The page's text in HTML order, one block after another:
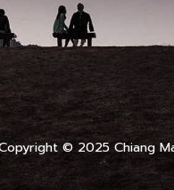
© 2025 Chiang